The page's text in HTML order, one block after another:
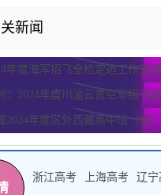
新闻
年度海军招飞全检定选工作安排
：2024年度川渝云贵空军招飞
2024年度区外西藏高中班（校
浙江高考 上海高考 辽宁